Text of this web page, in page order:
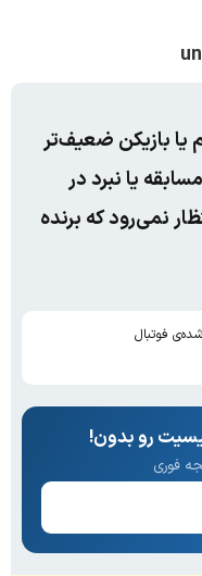
یا بازیکن ضعیف‌تر
یا نبرد در
نمی‌رود که برنده
فوتبال
رو بدون!